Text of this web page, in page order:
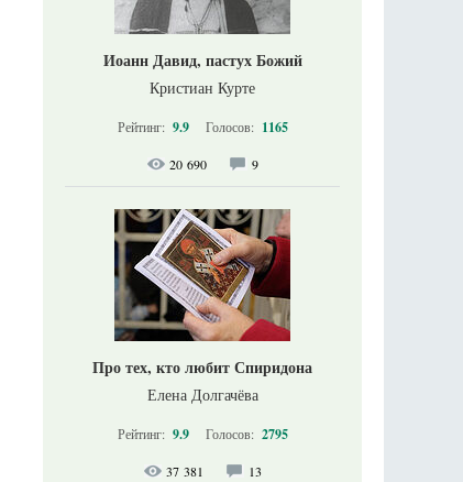
Иоанн Давид, пастух Божий
Кристиан Курте
Рейтинг: 9.9 Голосов: 1165
20 690 9
Про тех, кто любит Спиридона
Елена Долгачёва
Рейтинг: 9.9 Голосов: 2795
37 381 13